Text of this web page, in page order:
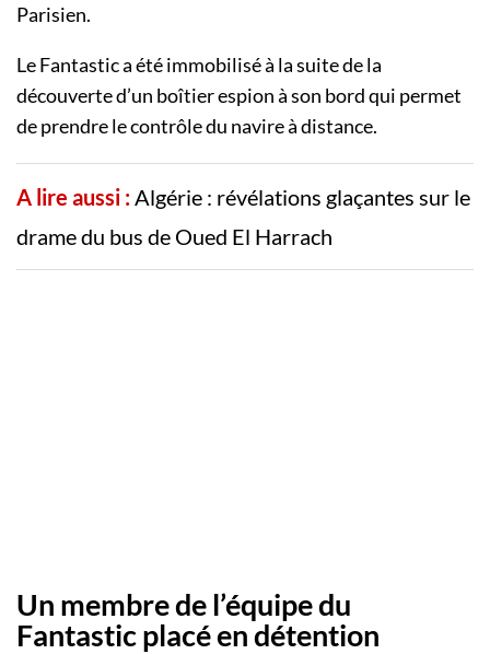
Parisien.
Le Fantastic a été immobilisé à la suite de la
découverte d’un boîtier espion à son bord qui permet
de prendre le contrôle du navire à distance.
A lire aussi : Algérie : révélations glaçantes sur le
drame du bus de Oued El Harrach
Un membre de l’équipe du
Fantastic placé en détention